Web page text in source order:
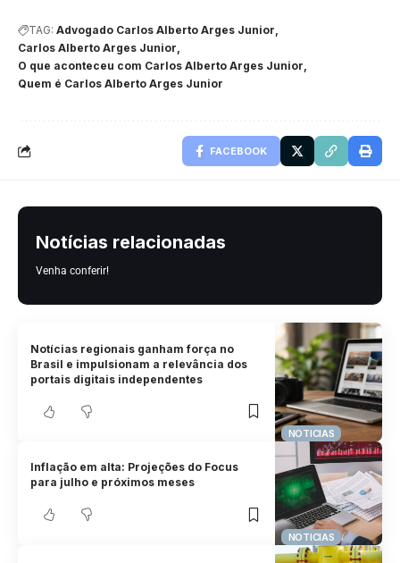
TAG: Advogado Carlos Alberto Arges Junior
Carlos Alberto Arges Junior
O que aconteceu com Carlos Alberto Arges Junior
Quem é Carlos Alberto Arges Junior
FACEBOOK
Notícias relacionadas
Venha conferir!
NOTICIAS
Notícias regionais ganham força no
Brasil e impulsionam a relevância dos
portais digitais independentes
NOTICIAS
Inflação em alta: Projeções do Focus
para julho e próximos meses